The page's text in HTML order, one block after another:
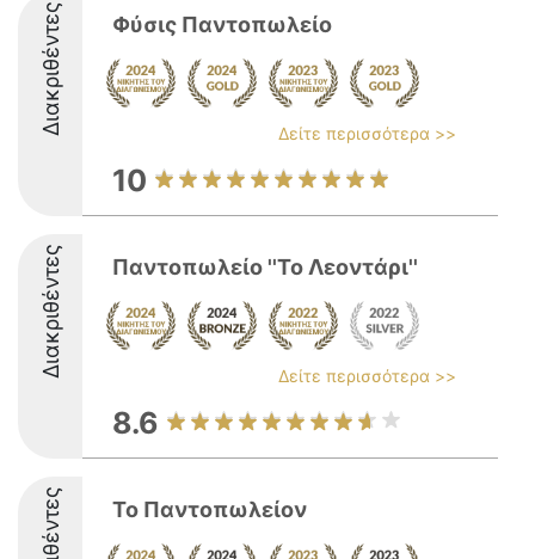
Διακριθέντες Φύσις Παντοπωλείο
Δείτε περισσότερα >>
10
Διακριθέντες Παντοπωλείο ''Το Λεοντάρι''
Δείτε περισσότερα >>
8.6
Το Παντοπωλείον